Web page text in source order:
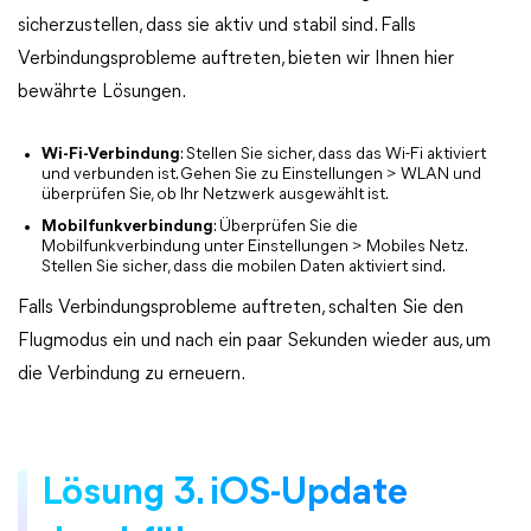
sicherzustellen, dass sie aktiv und stabil sind. Falls
Verbindungsprobleme auftreten, bieten wir Ihnen hier
bewährte Lösungen.
Wi-Fi-Verbindung: Stellen Sie sicher, dass das Wi-Fi aktiviert
und verbunden ist. Gehen Sie zu Einstellungen > WLAN und
überprüfen Sie, ob Ihr Netzwerk ausgewählt ist.
Mobilfunkverbindung: Überprüfen Sie die
Mobilfunkverbindung unter Einstellungen > Mobiles Netz.
Stellen Sie sicher, dass die mobilen Daten aktiviert sind.
Falls Verbindungsprobleme auftreten, schalten Sie den
Flugmodus ein und nach ein paar Sekunden wieder aus, um
die Verbindung zu erneuern.
Lösung 3. iOS-Update